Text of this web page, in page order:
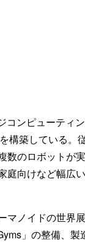
コンピューティ
構築している。
数のロボットが
庭向けなど幅広
マノイドの世界
」の整備、製